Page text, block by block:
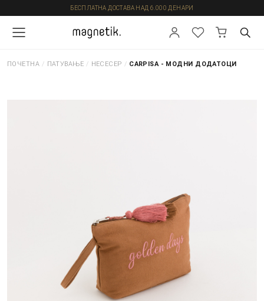
БЕСПЛАТНА ДОСТАВА НАД 6.000 ДЕНАРИ
ПОЧЕТНА / ПАТУВАЊЕ / НЕСЕСЕР / CARPISA - МОДНИ ДОДАТОЦИ